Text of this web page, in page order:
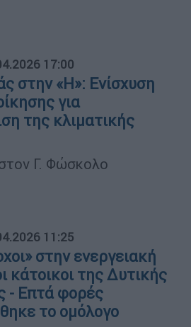
17:00
στην «Η»: Ενίσχυση
για
της κλιματικής
Γ. Φώσκολο
11:25
στην ενεργειακή
κάτοικοι της Δυτικής
- Επτά φορές
το ομόλογο